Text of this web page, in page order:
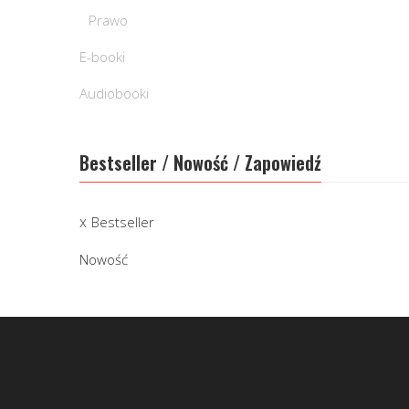
Prawo
E-booki
Audiobooki
Bestseller / Nowość / Zapowiedź
Bestseller
Nowość